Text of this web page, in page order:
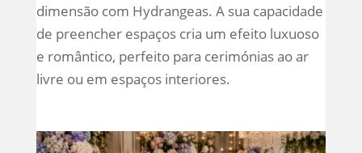
dimensão com Hydrangeas. A sua capacidade
de preencher espaços cria um efeito luxuoso
e romântico, perfeito para cerimónias ao ar
livre ou em espaços interiores.